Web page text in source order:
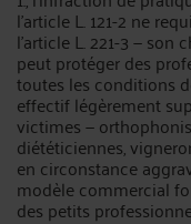
l’article L. 121-2 ne
l’article L. 221-3 —
peut protéger des
toutes les conditions
effectif légèrement
victimes —
diététiciennes,
en circonstance
modèle commercial
des petits